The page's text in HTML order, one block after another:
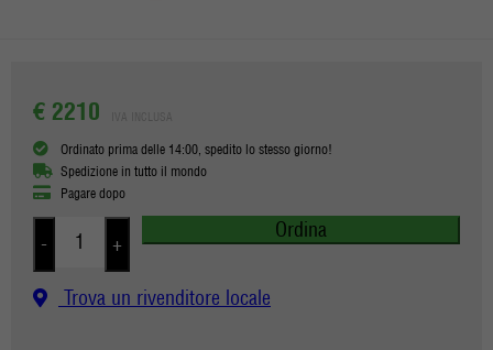
€ 2210
Ordinato prima delle 14:00, spedito lo stesso giorno!
Spedizione in tutto il mondo
Pagare dopo
- +
Ordina
Trova un rivenditore locale